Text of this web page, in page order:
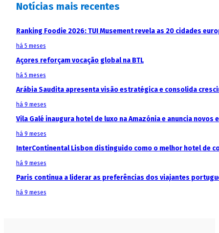
Notícias mais recentes
Ranking Foodie 2026: TUI Musement revela as 20 cidades
há 5 meses
Açores reforçam vocação global na BTL
há 5 meses
Arábia Saudita apresenta visão estratégica e consolida
há 9 meses
Vila Galé inaugura hotel de luxo na Amazónia e anuncia
há 9 meses
InterContinental Lisbon distinguido como o melhor hotel de
há 9 meses
Paris continua a liderar as preferências dos viajantes
há 9 meses